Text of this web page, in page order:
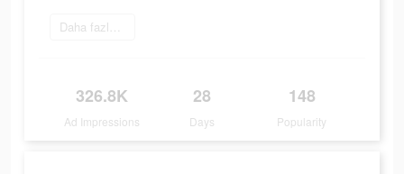
Daha fazlasını öğrenin
326.8K
Ad Impressions
28
Days
148
Popularity